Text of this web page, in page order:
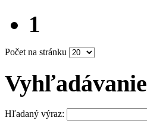
1
Počet na stránku
Vyhľadávanie
Hľadaný výraz: